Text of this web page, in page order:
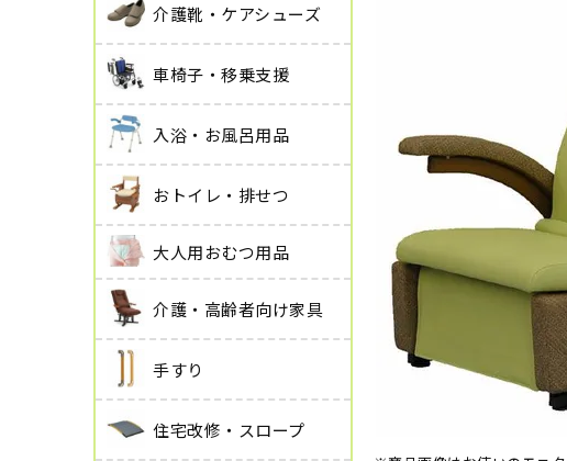
介護靴・ケアシューズ
車椅子・移乗支援
入浴・お風呂用品
おトイレ・排せつ
大人用おむつ用品
介護・高齢者向け家具
手すり
住宅改修・スロープ